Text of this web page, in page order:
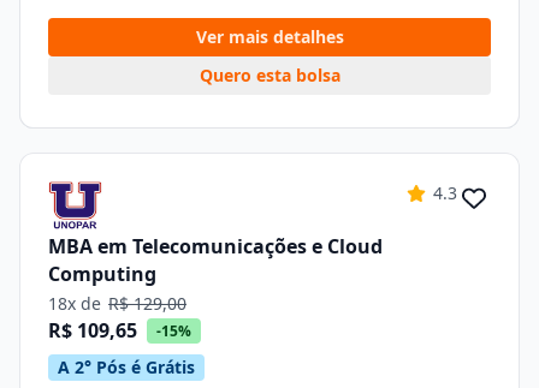
Ver mais detalhes
Quero esta bolsa
4.3
MBA em Telecomunicações e Cloud
Computing
18x de R$ 129,00
R$ 109,65 -15%
A 2° Pós é Grátis